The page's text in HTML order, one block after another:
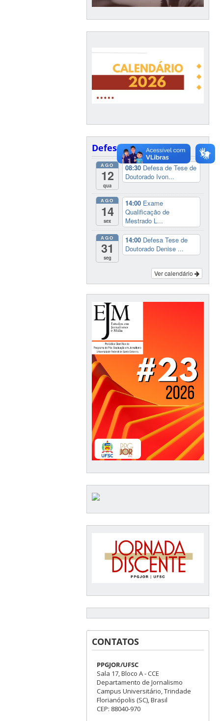
Defesas
AGO
12
qua
08:30 Defesa de Tese de
Doutorado Ivon...
AGO
14
sex
14:00 Exame
Qualificação de
Mestrado L...
AGO
31
seg
14:00 Defesa Tese de
Doutorado Denise ...
Ver calendário
CONTATOS
PPGJOR/UFSC
Sala 17, Bloco A - CCE
Departamento de Jornalismo
Campus Universitário, Trindade
Florianópolis (SC), Brasil
CEP: 88040-970